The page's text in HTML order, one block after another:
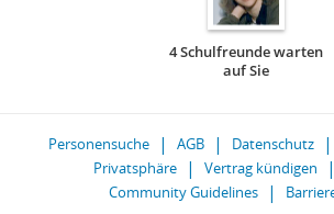
4 Schulfreunde warten
auf Sie
Personensuche AGB Datenschutz
Privatsphäre
Vertrag kündigen
Community Guidelines